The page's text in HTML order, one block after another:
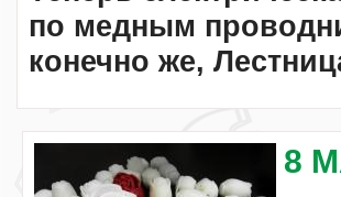
по медным
конечно же,
8